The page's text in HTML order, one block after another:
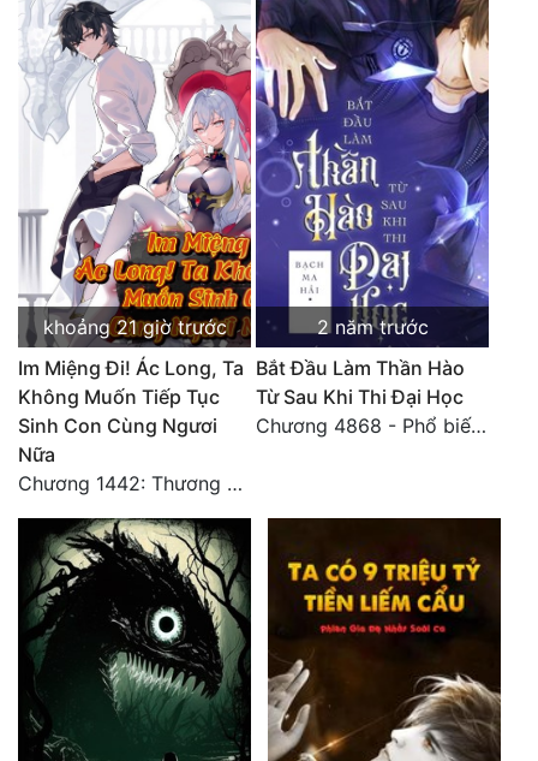
khoảng 21 giờ trước
Im Miệng Đi! Ác Long, Ta
Không Muốn Tiếp Tục
Sinh Con Cùng Ngươi
Nữa
Chương 1442: Thương Hoành Vạn Vật (9)
2 năm trước
Bắt Đầu Làm Thần Hào
Từ Sau Khi Thi Đại Học
Chương 4868 - Phổ biến Hạ Quốc tệ!